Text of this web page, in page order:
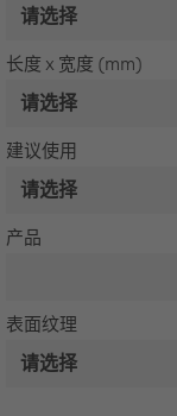
长度 x 宽度 (mm)
建议使用
产品
表面纹理